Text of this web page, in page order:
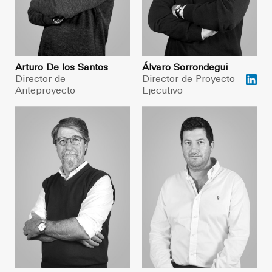
Arturo De los Santos
Director de
Anteproyecto
Álvaro Sorrondegui
Director de Proyecto
Ejecutivo